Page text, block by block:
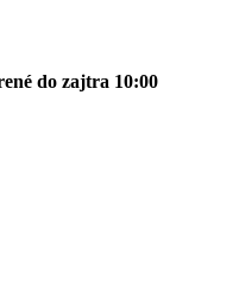
do zajtra 10:00